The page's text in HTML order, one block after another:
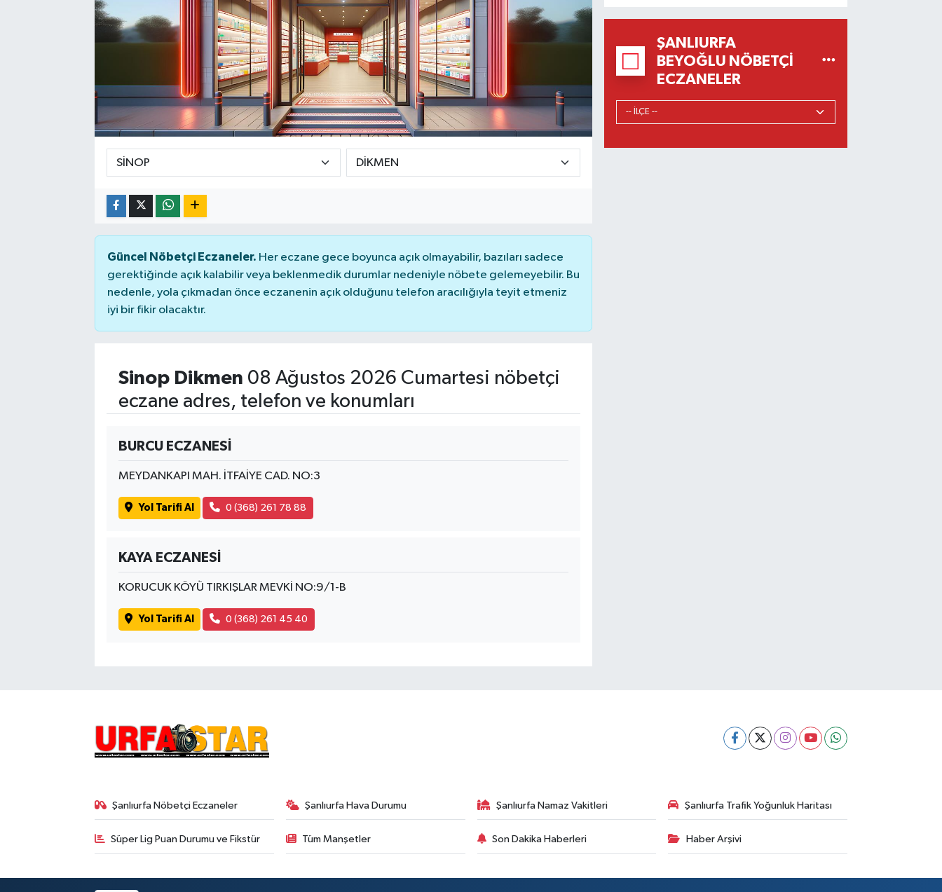
Güncel Nöbetçi Eczaneler. Her eczane gece boyunca açık olmayabilir, bazıları sadece
gerektiğinde açık kalabilir veya beklenmedik durumlar nedeniyle nöbete gelemeyebilir. Bu
nedenle, yola çıkmadan önce eczanenin açık olduğunu telefon aracılığıyla teyit etmeniz
iyi bir fikir olacaktır.
Sinop Dikmen 08 Ağustos 2026 Cumartesi nöbetçi
eczane adres, telefon ve konumları
BURCU ECZANESİ
MEYDANKAPI MAH. İTFAİYE CAD. NO:3
Yol Tarifi Al 0 (368) 261 78 88
KAYA ECZANESİ
KORUCUK KÖYÜ TIRKIŞLAR MEVKİ NO:9/1-B
Yol Tarifi Al 0 (368) 261 45 40
ŞANLIURFA
BEYOĞLU NÖBETÇI
ECZANELER
Şanlıurfa Nöbetçi Eczaneler Şanlıurfa Hava Durumu Şanlıurfa Namaz Vakitleri Şanlıurfa Trafik Yoğunluk Haritası
Süper Lig Puan Durumu ve Fikstür Tüm Manşetler Son Dakika Haberleri Haber Arşivi